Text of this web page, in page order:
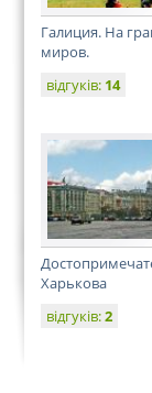
Галиция. На
миров.
відгуків: 14
Харькова
відгуків:2